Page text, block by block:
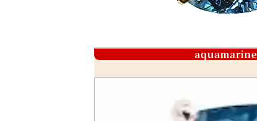
aquamarine